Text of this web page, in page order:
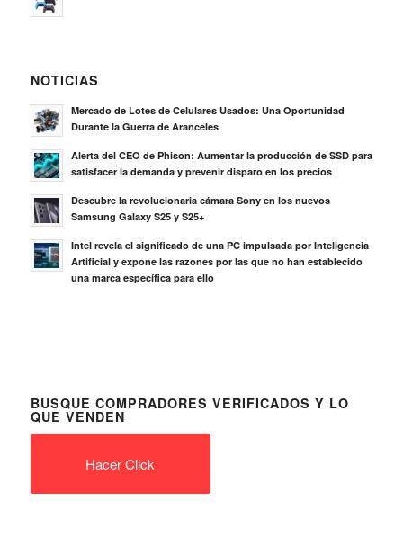
NOTICIAS
Mercado de Lotes de Celulares Usados: Una Oportunidad
Durante la Guerra de Aranceles
Alerta del CEO de Phison: Aumentar la producción de SSD para
satisfacer la demanda y prevenir disparo en los precios
Descubre la revolucionaria cámara Sony en los nuevos
Samsung Galaxy S25 y S25+
Intel revela el significado de una PC impulsada por Inteligencia
Artificial y expone las razones por las que no han establecido
una marca específica para ello
BUSQUE COMPRADORES VERIFICADOS Y LO
QUE VENDEN
Hacer Click